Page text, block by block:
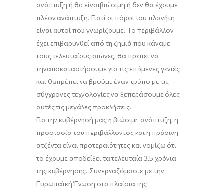
ανάπτυξη ή θα είναιβιώσιμη ή δεν θα έχουμε
πλέον ανάπτυξη. Γιατί οι πόροι του πλανήτη
είναι αυτοί που γνωρίζουμε. Το περιβάλλον
έχει επιβαρυνθεί από τη ζημιά που κάναμε
τους τελευταίους αιώνες, θα πρέπει να
τηναποκαταστήσουμε για τις επόμενες γενιές
και θαπρέπει να βρούμε έναν τρόπο με τις
σύγχρονεςτεχνολογίες να ξεπεράσουμε όλες
αυτές τις μεγάλες προκλήσεις.
Για την κυβέρνησή μας η βιώσιμη ανάπτυξη, η
προστασία του περιβάλλοντοςκαι η πράσινη
ατζέντα είναι προτεραιότητες και νομίζω ότι
το έχουμε αποδείξει τα τελευταία 3,5 χρόνια
της κυβέρνησης. Συνεργαζόμαστε με την
Ευρωπαϊκή Ένωση στα πλαίσια της